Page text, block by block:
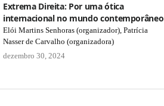
Extrema Direita: Por uma ótica
internacional no mundo contemporâneo
Elói Martins Senhoras (organizador), Patrícia
Nasser de Carvalho (organizadora)
dezembro 30, 2024